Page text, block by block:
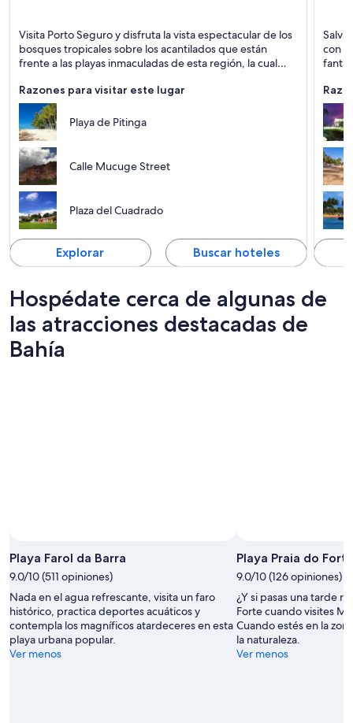
Playas, Arrecifes de coral y Tours
Visita Porto Seguro y disfruta la vista espectacular de los
bosques tropicales sobre los acantilados que están
frente a las playas inmaculadas de esta región, la cual
Razones para visitar este lugar
Playa de Pitinga
Calle Mucuge Street
Plaza del Cuadrado
Explorar Buscar hoteles
con
Hospédate cerca de algunas de
las atracciones destacadas de
Bahía
Playa Farol da Barra
9.0/10 (511 opiniones)
Nada en el agua refrescante, visita un faro
histórico, practica deportes acuáticos y
contempla los magníficos atardeceres en esta
playa urbana popular.
Ver menos
Playa Praia do
9.0/10 (126 opiniones)
¿Y si pasas una tarde
Forte cuando visites
Cuando estés en la
la naturaleza.
Ver menos